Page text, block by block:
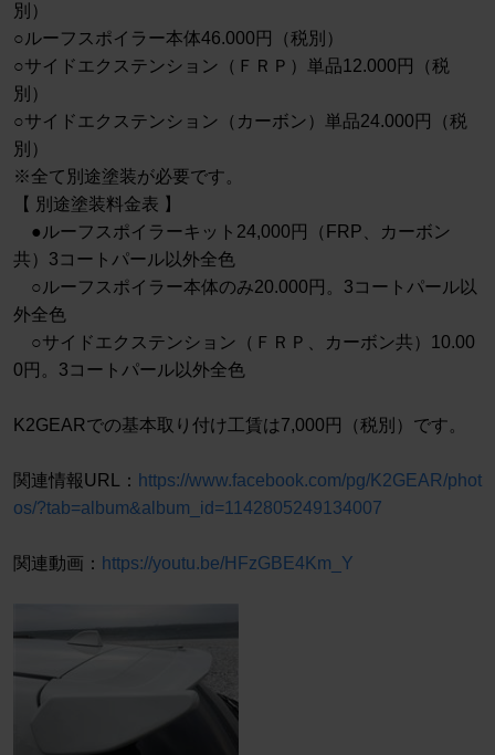
別）
○ルーフスポイラー本体46.000円（税別）
○サイドエクステンション（ＦＲＰ）単品12.000円（税
別）
○サイドエクステンション（カーボン）単品24.000円（税
別）
※全て別途塗装が必要です。
【 別途塗装料金表 】
●ルーフスポイラーキット24,000円（FRP、カーボン
共）3コートパール以外全色
○ルーフスポイラー本体のみ20.000円。3コートパール以
外全色
○サイドエクステンション（ＦＲＰ、カーボン共）10.00
0円。3コートパール以外全色
K2GEARでの基本取り付け工賃は7,000円（税別）です。
関連情報URL： https://www.facebook.com/pg/K2GEAR/phot
os/?tab=album&album_id=1142805249134007
関連動画： https://youtu.be/HFzGBE4Km_Y